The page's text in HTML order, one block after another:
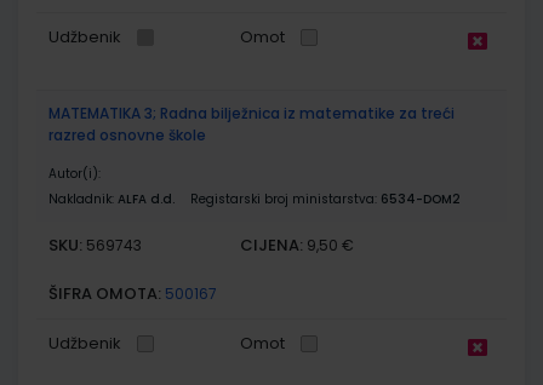
Udžbenik Omot
MATEMATIKA 3; Radna bilježnica iz matematike za treći
razred osnovne škole
Autor(i):
Nakladnik: ALFA d.d. Registarski broj ministarstva: 6534-DOM2
SKU: 569743 CIJENA: 9,50 €
ŠIFRA OMOTA: 500167
Udžbenik Omot